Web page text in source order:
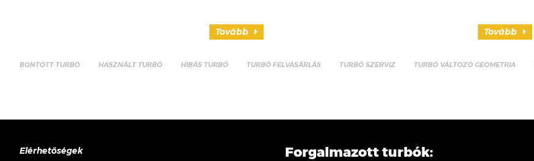
Tovább Tovább
BONTOTT TURBÓ HASZNÁLT TURBÓ HIBÁS TURBÓ TURBÓ FELVÁSÁRLÁS TURBÓ SZERVIZ TURBÓ VÁLTOZÓ GEOMETRIA
Elérhetőségek
Forgalmazott turbók: